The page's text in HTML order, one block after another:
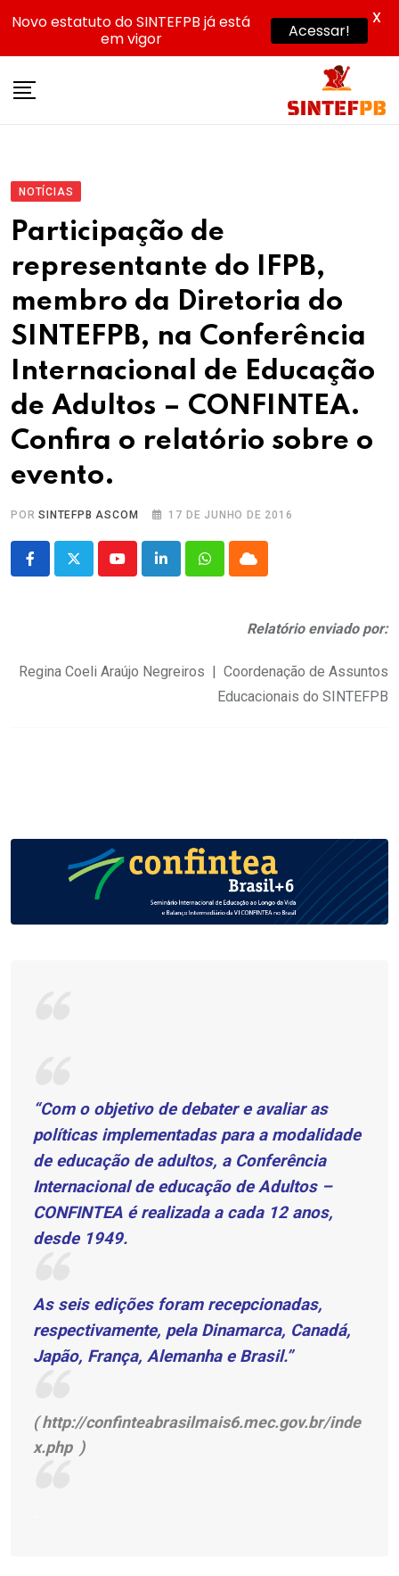
NOTÍCIAS
Participação de
representante do IFPB,
membro da Diretoria do
SINTEFPB, na Conferência
Internacional de Educação
de Adultos – CONFINTEA.
Confira o relatório sobre o
evento.
PORSINTEFPB ASCOM 17 DE JUNHO DE 2016
YoutubeLinkedInWhatsappCloud
Relatório enviado por:
Regina Coeli Araújo Negreiros | Coordenação de Assuntos
Educacionais do SINTEFPB
“Com o objetivo de debater e avaliar as
políticas implementadas para a modalidade
de educação de adultos, a Conferência
Internacional de educação de Adultos –
CONFINTEA é realizada a cada 12 anos,
desde 1949.
As seis edições foram recepcionadas,
respectivamente, pela Dinamarca, Canadá,
Japão, França, Alemanha e Brasil.”
(http://confinteabrasilmais6.mec.gov.br/inde
x.php)
Novo estatuto do SINTEFPB já está
em vigor
Acessar!
X